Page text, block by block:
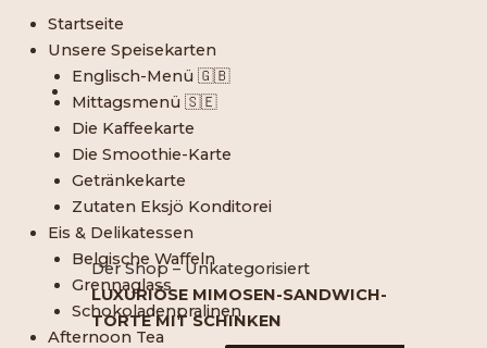
Startseite
Unsere Speisekarten
Englisch-Menü 🇬🇧
Mittagsmenü 🇸🇪
Die Kaffeekarte
Die Smoothie-Karte
Getränkekarte
Zutaten Eksjö Konditorei
Eis & Delikatessen
Belgische Waffeln
Grennaglass
Schokoladenpralinen
Afternoon Tea
Der Shop – Unkategorisiert
LUXURIÖSE MIMOSEN-SANDWICH-
TORTE MIT SCHINKEN
180
mehreren
Varianten
erhältlich.
Die
verschiedenen
können
auf
der
Produktseite
ausgewählt
werden